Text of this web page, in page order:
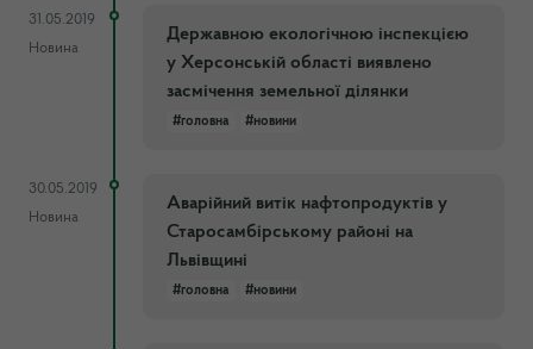
31.05.2019
Новина
Державною екологічною інспекцією
у Херсонській області виявлено
засмічення земельної ділянки
#головна #новини
30.05.2019
Новина
Аварійний витік нафтопродуктів у
Старосамбірському районі на
Львівщині
#головна #новини